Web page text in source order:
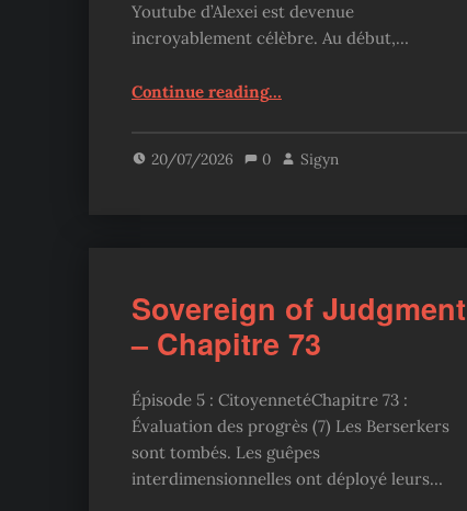
Youtube d’Alexei est devenue
incroyablement célèbre. Au début,…
Continue reading“Sovereign of Judgment – Chapitre 75”
…
20/07/2026 0 Sigyn
Sovereign of Judgment
– Chapitre 73
Épisode 5 : CitoyennetéChapitre 73 :
Évaluation des progrès (7) Les Berserkers
sont tombés. Les guêpes
interdimensionnelles ont déployé leurs…